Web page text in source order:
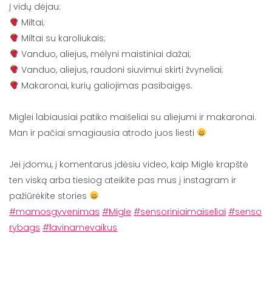
Į vidų dėjau:
Miltai;
Miltai su karoliukais;
Vanduo, aliejus, mėlyni maistiniai dažai;
Vanduo, aliejus, raudoni siuvimui skirti žvyneliai;
Makaronai, kurių galiojimas pasibaigęs.
Miglei labiausiai patiko maišeliai su aliejumi ir makaronai.
Man ir pačiai smagiausia atrodo juos liesti
Jei įdomu, į komentarus įdėsiu video, kaip Miglė krapštė
ten viską arba tiesiog ateikite pas mus į instagram ir
pažiūrėkite stories
#mamosgyvenimas #Migle #sensoriniaimaiseliai #senso
rybags #lavinamevaikus